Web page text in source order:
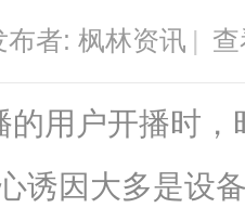
布者: 枫林资讯 |
的用户开播时
诱因大多是设